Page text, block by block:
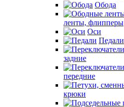
Обода
ленты, флипперы
Оси
Педали
задние
передние
крюки